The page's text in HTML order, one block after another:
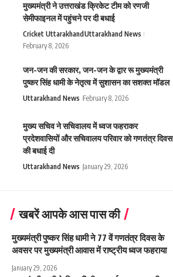
मुख्यमंत्री ने उत्तराखंड क्रिकेट टीम को रणजी
सेमीफाइनल में पहुंचने पर दी बधाई
Cricket UttarakhandUttarakhand News
February 8, 2026
जन-जन की सरकार, जन-जन के द्वार रू मुख्यमंत्री
पुष्कर सिंह धामी के नेतृत्व में सुशासन का सशक्त मॉडल
Uttarakhand News February 8, 2026
मुख्य सचिव ने सचिवालय में ध्वज फहराकर
प्रदेशवासियों और सचिवालय परिवार को गणतंत्र दिवस
की बधाई दी
Uttarakhand News January 29, 2026
खबरें आपके आस पास की
मुख्यमंत्री पुष्कर सिंह धामी ने 77 वें गणतंत्र दिवस के
अवसर पर मुख्यमंत्री आवास में राष्ट्रीय ध्वज फहराया
January 29, 2026